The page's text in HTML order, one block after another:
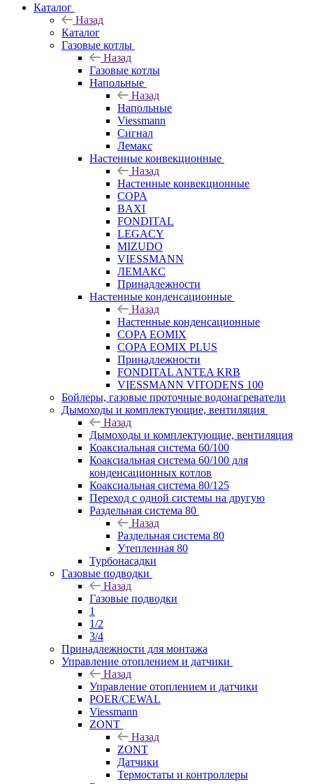
Каталог
Назад
Каталог
Газовые котлы
Назад
Газовые котлы
Напольные
Назад
Напольные
Viessmann
Сигнал
Лемакс
Настенные конвекционные
Назад
Настенные конвекционные
COPA
BAXI
FONDITAL
LEGACY
MIZUDO
VIESSMANN
ЛЕМАКС
Принадлежности
Настенные конденсационные
Назад
Настенные конденсационные
COPA EOMIX
COPA EOMIX PLUS
Принадлежности
FONDITAL ANTEA KRB
VIESSMANN VITODENS 100
Бойлеры, газовые проточные водонагреватели
Дымоходы и комплектующие, вентиляция
Назад
Дымоходы и комплектующие, вентиляция
Коаксиальная система 60/100
Коаксиальная система 60/100 для
конденсационных котлов
Коаксиальная система 80/125
Переход с одной системы на другую
Раздельная система 80
Назад
Раздельная система 80
Утепленная 80
Турбонасадки
Газовые подводки
Назад
Газовые подводки
1
1/2
3/4
Принадлежности для монтажа
Управление отоплением и датчики
Назад
Управление отоплением и датчики
POER/CEWAL
Viessmann
ZONT
Назад
ZONT
Датчики
Термостаты и контроллеры